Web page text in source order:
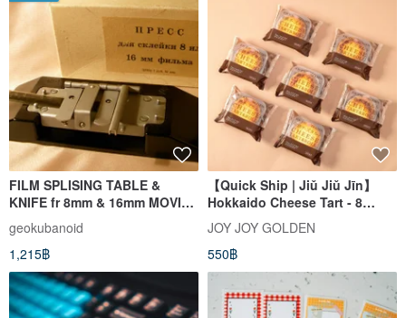
FILM SPLISING TABLE &
KNIFE fr 8mm & 16mm MOVIE
FILM MAKING KMZ BOX RARE
DEVICE
geokubanoid
1,215฿
【Quick Ship | Jiǔ Jiǔ Jīn】
Hokkaido Cheese Tart - 8
Pieces
JOY JOY GOLDEN
550฿